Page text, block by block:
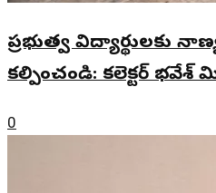
ప్రభుత్వ విద్యార్థులకు
కల్పించండి: కలెక్టర్ భవేశ్
0